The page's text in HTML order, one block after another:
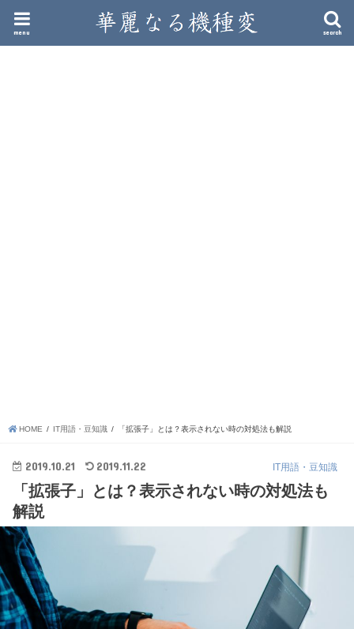
search
menu
HOME IT用語・豆知識 「拡張子」とは？表示されない時の対処法も解説
IT用語・豆知識
2019.10.21 2019.11.22
「拡張子」とは？表示されない時の対処法も
解説